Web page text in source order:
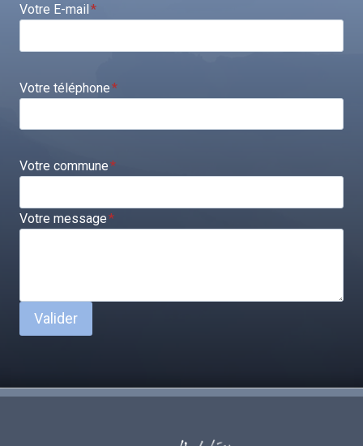
Votre E-mail*
Votre téléphone*
Votre commune*
Votre message*
Valider